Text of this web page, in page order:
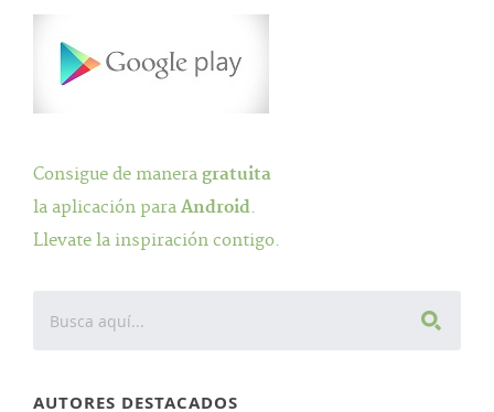
Consigue de manera gratuita
la aplicación para Android.
Llevate la inspiración contigo.
AUTORES DESTACADOS